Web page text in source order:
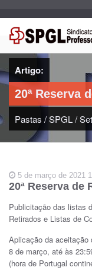
Artigo:
20ª Reserva
Pastas /SPGL/
5 de março de 2021
20ª Reserva de
Publicitação das listas
Retirados e Listas de
Aplicação da aceitação
8 de março, até às
(hora de Portugal